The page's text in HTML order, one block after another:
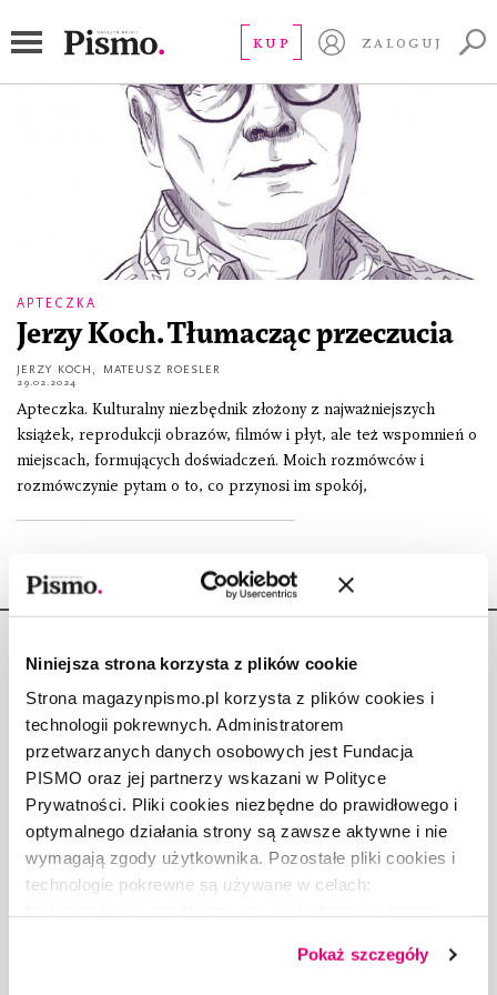
Niniejsza strona korzysta z plików cookie
Strona magazynpismo.pl korzysta z plików cookies i
technologii pokrewnych. Administratorem
przetwarzanych danych osobowych jest Fundacja
PISMO oraz jej partnerzy wskazani w Polityce
Prywatności. Pliki cookies niezbędne do prawidłowego i
optymalnego działania strony są zawsze aktywne i nie
wymagają zgody użytkownika. Pozostałe pliki cookies i
technologie pokrewne są używane w celach:
dobrowolną zgodę na pliki cookies i technologie
pokrewne, zgadzasz się na przechowywanie informacji
Pokaż szczegóły
KUP ZALOGUJ
APTECZKA
Jerzy Koch. Tłumacząc przeczucia
JERZY KOCH MATEUSZ ROESLER
29.02.2024
Apteczka. Kulturalny niezbędnik złożony z najważniejszych
książek, reprodukcji obrazów, filmów i płyt, ale też wspomnień o
miejscach, formujących doświadczeń. Moich rozmówców i
rozmówczynie pytam o to, co przynosi im spokój,
Copyright © Fundacja Pismo
O „PIŚMIE”